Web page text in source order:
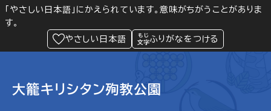
「やさしい日本語」にかえられています。意味がちがうことがありま
す。
やさしい日本語
ふりがなをつける
Language 閲覧支援
緊急情報
大籠キリシタン殉教公園